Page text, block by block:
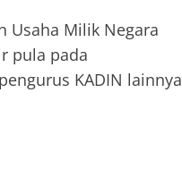
Usaha Milik Negara
pula pada
KADIN lainnya